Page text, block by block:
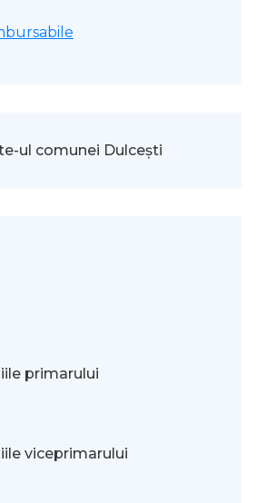
ul comunei Dulcești
primarului
viceprimarului